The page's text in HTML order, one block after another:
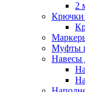
2
Крючки
Муфты
Навесы